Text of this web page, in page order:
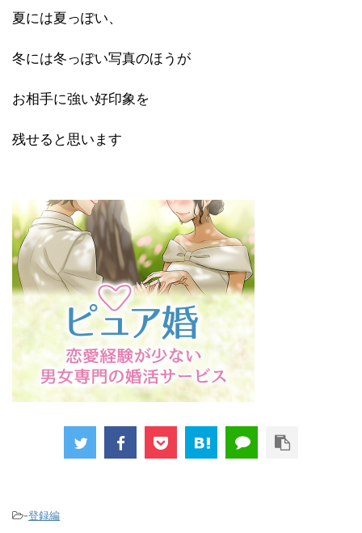
夏には夏っぽい、
冬には冬っぽい写真のほうが
お相手に強い好印象を
残せると思います
-登録編